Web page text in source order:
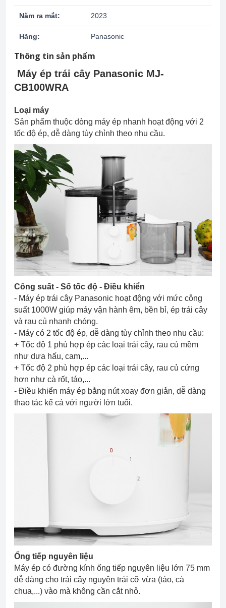
Năm ra mắt: 2023
Hãng: Panasonic
Thông tin sản phẩm
Máy ép trái cây Panasonic MJ-
CB100WRA
Loại máy
Sản phẩm thuộc dòng máy ép nhanh hoạt động với 2
tốc độ ép, dễ dàng tùy chỉnh theo nhu cầu.
Công suất - Số tốc độ - Điều khiển
- Máy ép trái cây Panasonic hoạt động với mức công
suất 1000W giúp máy vận hành êm, bền bỉ, ép trái cây
và rau củ nhanh chóng.
- Máy có 2 tốc độ ép, dễ dàng tùy chỉnh theo nhu cầu:
+ Tốc độ 1 phù hợp ép các loại trái cây, rau củ mềm
như dưa hấu, cam,...
+ Tốc độ 2 phù hợp ép các loại trái cây, rau củ cứng
hơn như cà rốt, táo,...
- Điều khiển máy ép bằng nút xoay đơn giản, dễ dàng
thao tác kể cả với người lớn tuổi.
Ống tiếp nguyên liệu
Máy ép có đường kính ống tiếp nguyên liệu lớn 75 mm
dễ dàng cho trái cây nguyên trái cỡ vừa (táo, cà
chua,...) vào mà không cần cắt nhỏ.